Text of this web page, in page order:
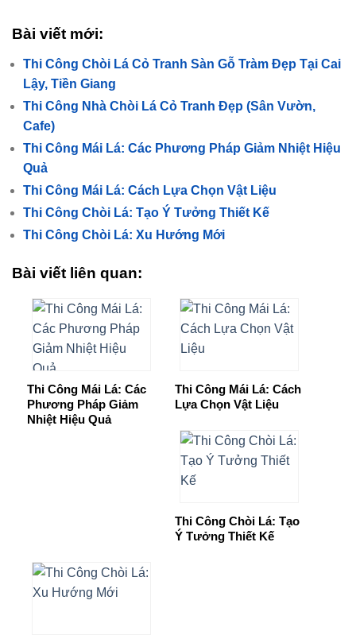
Bài viết mới:
Thi Công Chòi Lá Cỏ Tranh Sàn Gỗ Tràm Đẹp Tại Cai
Lậy, Tiền Giang
Thi Công Nhà Chòi Lá Cỏ Tranh Đẹp (Sân Vườn,
Cafe)
Thi Công Mái Lá: Các Phương Pháp Giảm Nhiệt Hiệu
Quả
Thi Công Mái Lá: Cách Lựa Chọn Vật Liệu
Thi Công Chòi Lá: Tạo Ý Tưởng Thiết Kế
Thi Công Chòi Lá: Xu Hướng Mới
Bài viết liên quan:
Thi Công Mái Lá: Các
Phương Pháp Giảm
Nhiệt Hiệu Quả
Thi Công Mái Lá: Cách
Lựa Chọn Vật Liệu
Thi Công Chòi Lá: Tạo
Ý Tưởng Thiết Kế